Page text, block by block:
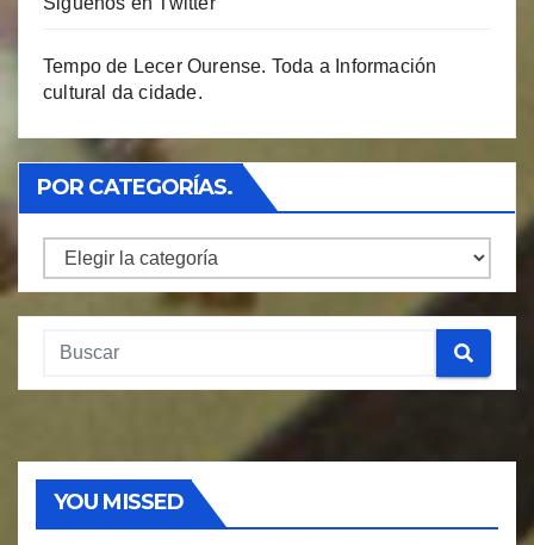
Tempo de Lecer Ourense. Toda a Información
cultural da cidade.
POR CATEGORÍAS.
Por
Categorías.
YOU MISSED